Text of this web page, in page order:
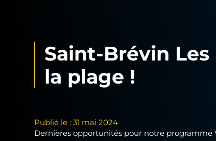
Saint-Brévin
la plage !
Publié le : 31 mai 2024
Dernières opportunités pour notre programme